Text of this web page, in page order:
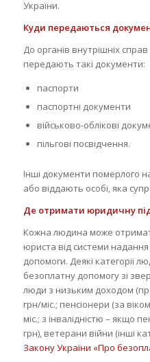
України.
Куди передаються
До органів внутрішніх справ
передають такі документи:
паспорти
паспортні документи
військово-облікові
пільгові посвідчення.
Інші документи померлого
або віддають особі, яка
Де отримати юридичну
Кожна людина може
юриста від системи
допомоги. Деякі категорії
безоплатну допомогу зі
люди з низьким доходом
грн/міс.; пенсіонери (за
міс.; з інвалідністю – якщо
грн), ветерани війни (інші
Закону України «Про